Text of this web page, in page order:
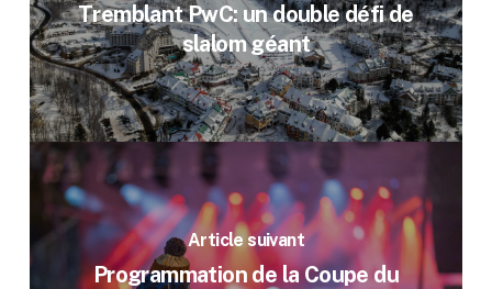
Tremblant PwC: un double défi de
slalom géant
Article suivant
Programmation de la Coupe du